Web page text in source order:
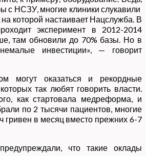
с НСЗУ, многие клиники слукавили
которой настаивает Нацслужба. В
эксперимент в 2012-2014
там обновили до 70% базы. Но в
инвестиции», — говорит
могут оказаться и рекордные
так любят говорить власти.
как стартовала медреформа, и
по 2 тысячи пациентов, многие
гривен в месяц вместо прежних 6-7
что такие оклады